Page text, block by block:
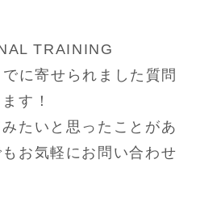
TRAINING
に寄せられました質問
す！
たいと思ったことがあ
お気軽にお問い合わせ